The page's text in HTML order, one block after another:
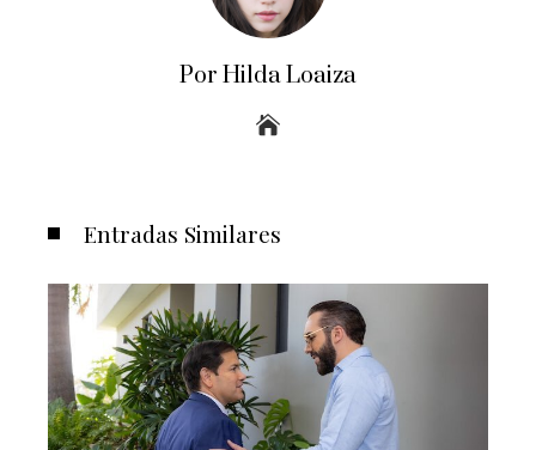
Por Hilda Loaiza
Entradas Similares